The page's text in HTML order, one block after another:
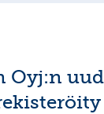
Oyj:n